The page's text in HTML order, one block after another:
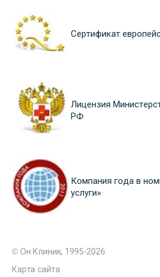
Сертификат
Лицензия
РФ
Компания года в
услуги»
© Он Клиник, 1995-2026
Карта сайта